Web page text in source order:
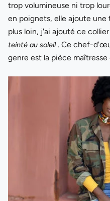
trop volumineuse ni trop
en poignets, elle ajoute une
plus loin, j'ai ajouté ce
teinté au soleil. Ce chef-
genre est la pièce